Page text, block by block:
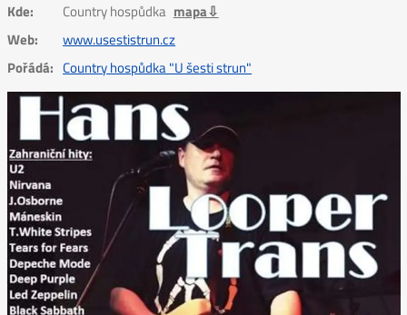
Kde: Country hospůdka mapa⇩
Web:
www.usestistrun.cz
Pořádá: Country hospůdka "U šesti strun"